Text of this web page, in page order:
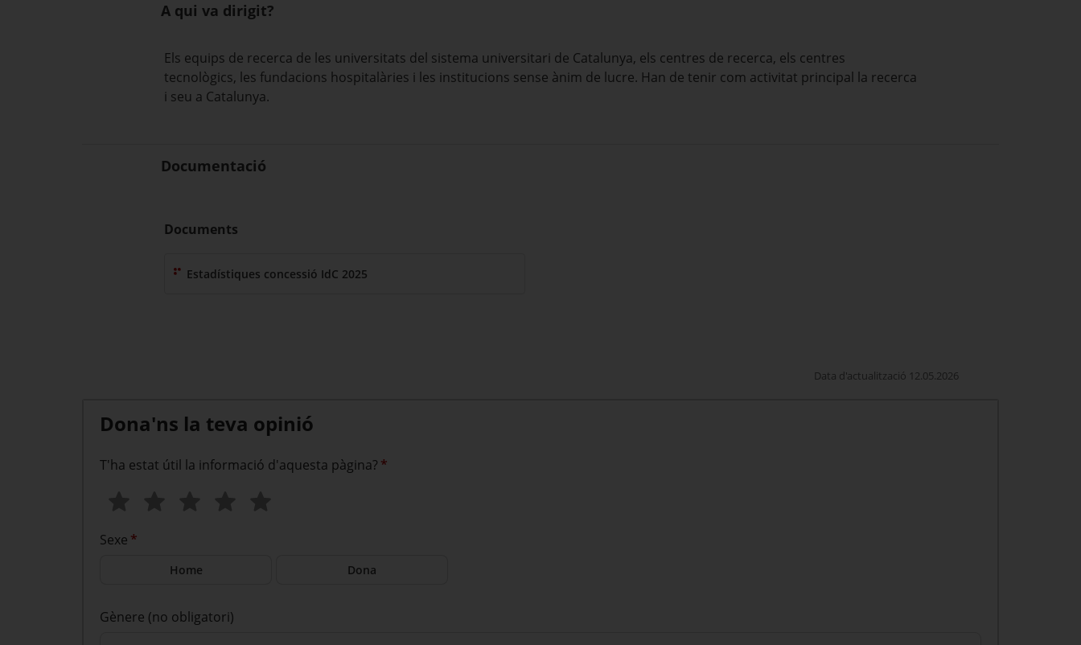
A qui va dirigit?
Els equips de recerca de les universitats del sistema universitari de Catalunya, els centres de recerca, els centres
tecnològics, les fundacions hospitalàries i les institucions sense ànim de lucre. Han de tenir com activitat principal la recerca
i seu a Catalunya.
Documentació
Documents
Estadístiques concessió IdC 2025
Data d'actualització 12.05.2026
Dona'ns la teva opinió
T'ha estat útil la informació d'aquesta pàgina? *
Sexe *
Home Dona
Gènere (no obligatori)